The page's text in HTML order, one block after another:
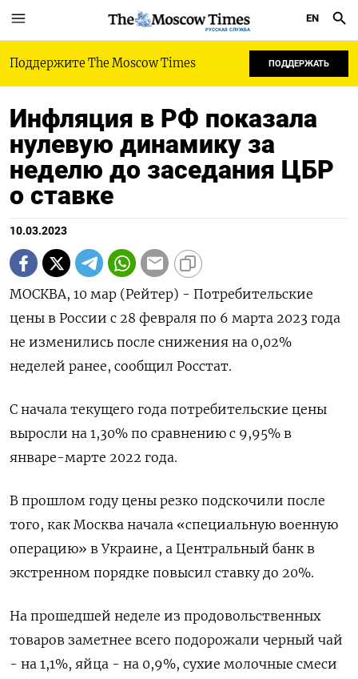
РУССКАЯ СЛУЖБА
EN
Поддержите The Moscow Times ПОДДЕРЖАТЬ
Инфляция в РФ показала
нулевую динамику за
неделю до заседания ЦБР
о ставке
10.03.2023
МОСКВА, 10 мар (Рейтер) - Потребительские
цены в России с 28 февраля по 6 марта 2023 года
не изменились после снижения на 0,02%
неделей ранее, сообщил Росстат.
С начала текущего года потребительские цены
выросли на 1,30% по сравнению с 9,95% в
январе-марте 2022 года.
В прошлом году цены резко подскочили после
того, как Москва начала «специальную военную
операцию» в Украине, а Центральный банк в
экстренном порядке повысил ставку до 20%.
На прошедшей неделе из продовольственных
товаров заметнее всего подорожали черный чай
- на 1,1%, яйца - на 0,9%, сухие молочные смеси